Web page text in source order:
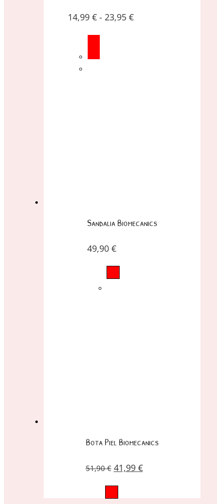
14,99 € - 23,95 €
Sandalia Biomecanics
49,90 €
Bota Piel Biomecanics
51,90€ 41,99 €